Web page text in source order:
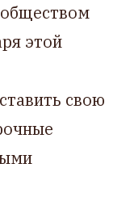
этой
свою